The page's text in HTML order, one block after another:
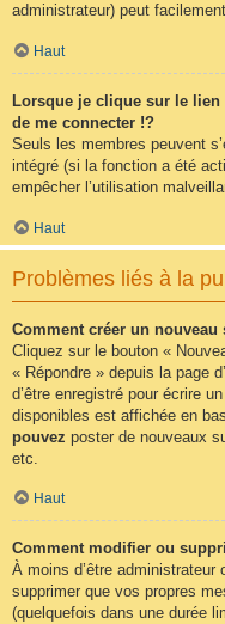
administrateur) peut
Haut
Lorsque je clique sur le lien
de me connecter !?
Seuls les membres peuvent
intégré (si la fonction a été
empêcher l’utilisation
Haut
Problèmes liés à la
Comment créer un
Cliquez sur le bouton «
« Répondre » depuis la page
d’être enregistré pour écrire
disponibles est affichée en
pouvez poster de nouveaux
etc.
Haut
Comment modifier ou
À moins d’être
supprimer que vos propres
(quelquefois dans une durée